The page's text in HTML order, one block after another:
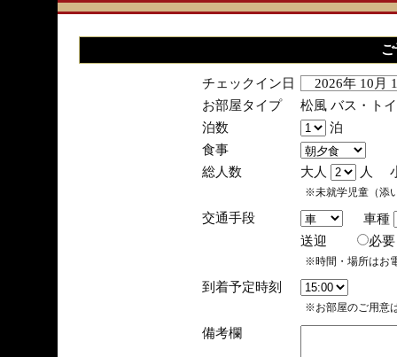
チェックイン日
2026年 10
お部屋タイプ
松風 バス・ト
泊数
泊
食事
総人数
大人 人
※未就学児童（添
交通手段
車種
送迎
※時間・場所はお
到着予定時刻
※お部屋のご用意
備考欄